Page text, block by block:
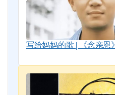
写给妈妈的歌 | 《念亲恩》